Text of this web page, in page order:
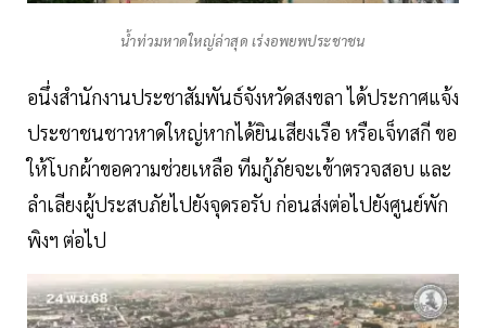
น้ำท่วมหาดใหญ่ล่าสุด เร่งอพยพประชาชน
อนึ่งสำนักงานประชาสัมพันธ์จังหวัดสงขลา ได้ประกาศแจ้ง
ประชาชนชาวหาดใหญ่หากได้ยินเสียงเรือ หรือเจ็ทสกี ขอ
ให้โบกผ้าขอความช่วยเหลือ ทีมกู้ภัยจะเข้าตรวจสอบ และ
ลำเลียงผู้ประสบภัยไปยังจุดรอรับ ก่อนส่งต่อไปยังศูนย์พัก
พิงฯ ต่อไป